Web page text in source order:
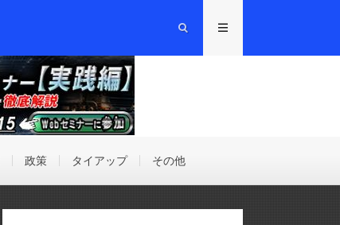
政策 タイアップ その他